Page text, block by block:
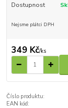
Dostupnost
Nejsme plátci DPH
349 Kč/ks
Číslo produktu:
EAN kód: